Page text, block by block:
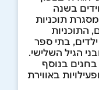
בשנה
תוכניות
התוכניות
בתי ספר
הגיל השלישי.
בחגים בנוסף
באווירת